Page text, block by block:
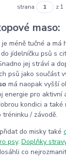
strana z 1
maso:
je méně tučné a má
jídelníčku psů s
jej stráví a
psů jako součást
má naopak vyšší
energie pro aktivní
kondici a také
/ závodě.
do misky také
psy. Doplňky
co